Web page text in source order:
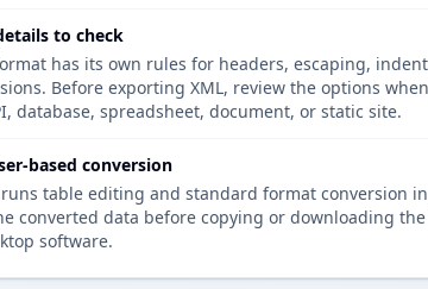
to check
has its own rules for headers, escaping,
Before exporting XML, review the options
database, spreadsheet, document, or static site.
based conversion
table editing and standard format conversion
converted data before copying or downloading
software.